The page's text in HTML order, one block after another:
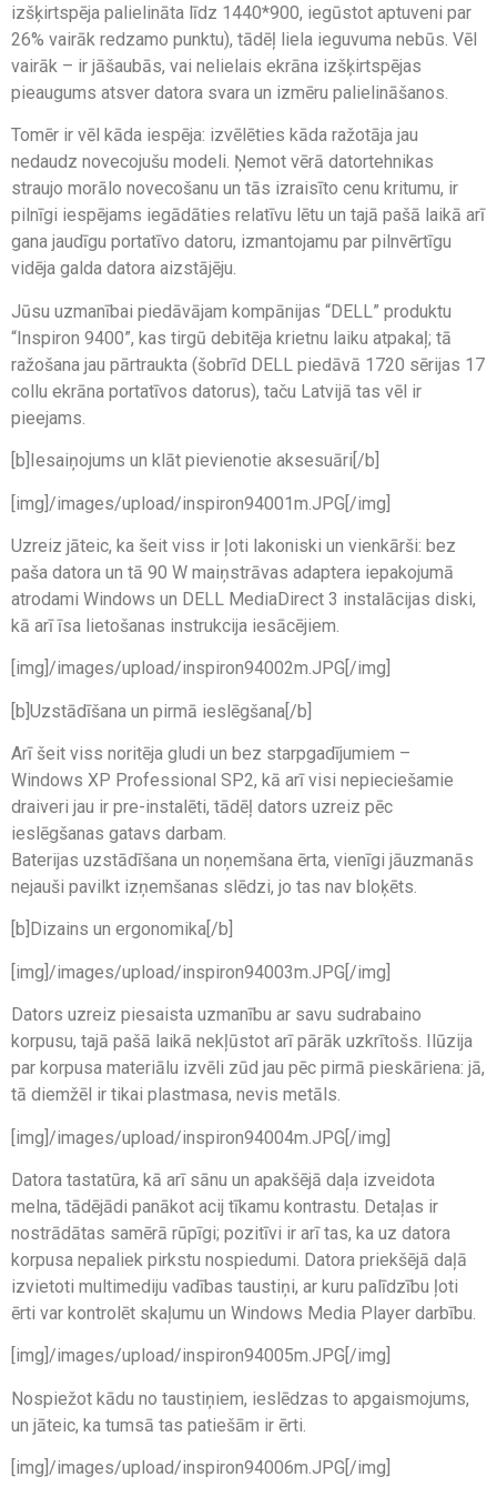
izšķirtspēja palielināta līdz 1440*900, iegūstot aptuveni par
26% vairāk redzamo punktu), tādēļ liela ieguvuma nebūs. Vēl
vairāk – ir jāšaubās, vai nelielais ekrāna izšķirtspējas
pieaugums atsver datora svara un izmēru palielināšanos.
Tomēr ir vēl kāda iespēja: izvēlēties kāda ražotāja jau
nedaudz novecojušu modeli. Ņemot vērā datortehnikas
straujo morālo novecošanu un tās izraisīto cenu kritumu, ir
pilnīgi iespējams iegādāties relatīvu lētu un tajā pašā laikā arī
gana jaudīgu portatīvo datoru, izmantojamu par pilnvērtīgu
vidēja galda datora aizstājēju.
Jūsu uzmanībai piedāvājam kompānijas “DELL” produktu
“Inspiron 9400”, kas tirgū debitēja krietnu laiku atpakaļ; tā
ražošana jau pārtraukta (šobrīd DELL piedāvā 1720 sērijas 17
collu ekrāna portatīvos datorus), taču Latvijā tas vēl ir
pieejams.
[b]Iesaiņojums un klāt pievienotie aksesuāri[/b]
[img]/images/upload/inspiron94001m.JPG[/img]
Uzreiz jāteic, ka šeit viss ir ļoti lakoniski un vienkārši: bez
paša datora un tā 90 W maiņstrāvas adaptera iepakojumā
atrodami Windows un DELL MediaDirect 3 instalācijas diski,
kā arī īsa lietošanas instrukcija iesācējiem.
[img]/images/upload/inspiron94002m.JPG[/img]
[b]Uzstādīšana un pirmā ieslēgšana[/b]
Arī šeit viss noritēja gludi un bez starpgadījumiem –
Windows XP Professional SP2, kā arī visi nepieciešamie
draiveri jau ir pre-instalēti, tādēļ dators uzreiz pēc
ieslēgšanas gatavs darbam.
Baterijas uzstādīšana un noņemšana ērta, vienīgi jāuzmanās
nejauši pavilkt izņemšanas slēdzi, jo tas nav bloķēts.
[b]Dizains un ergonomika[/b]
[img]/images/upload/inspiron94003m.JPG[/img]
Dators uzreiz piesaista uzmanību ar savu sudrabaino
korpusu, tajā pašā laikā nekļūstot arī pārāk uzkrītošs. Ilūzija
par korpusa materiālu izvēli zūd jau pēc pirmā pieskāriena: jā,
tā diemžēl ir tikai plastmasa, nevis metāls.
[img]/images/upload/inspiron94004m.JPG[/img]
Datora tastatūra, kā arī sānu un apakšējā daļa izveidota
melna, tādējādi panākot acij tīkamu kontrastu. Detaļas ir
nostrādātas samērā rūpīgi; pozitīvi ir arī tas, ka uz datora
korpusa nepaliek pirkstu nospiedumi. Datora priekšējā daļā
izvietoti multimediju vadības taustiņi, ar kuru palīdzību ļoti
ērti var kontrolēt skaļumu un Windows Media Player darbību.
[img]/images/upload/inspiron94005m.JPG[/img]
Nospiežot kādu no taustiņiem, ieslēdzas to apgaismojums,
un jāteic, ka tumsā tas patiešām ir ērti.
[img]/images/upload/inspiron94006m.JPG[/img]